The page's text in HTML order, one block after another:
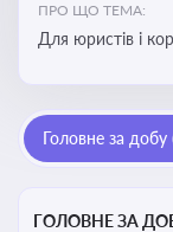
ПРО ЩО ТЕМА:
Для юристів і
обов’язків
впливу змін у
Головне за добу
ГОЛОВНЕ ЗА